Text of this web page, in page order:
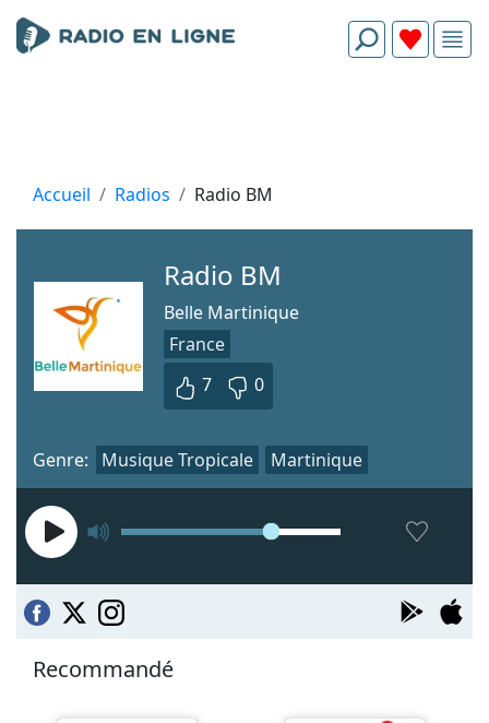
Accueil Radios Radio BM
Radio BM
Belle Martinique
France
7
0
Genre: Musique Tropicale Martinique
Recommandé